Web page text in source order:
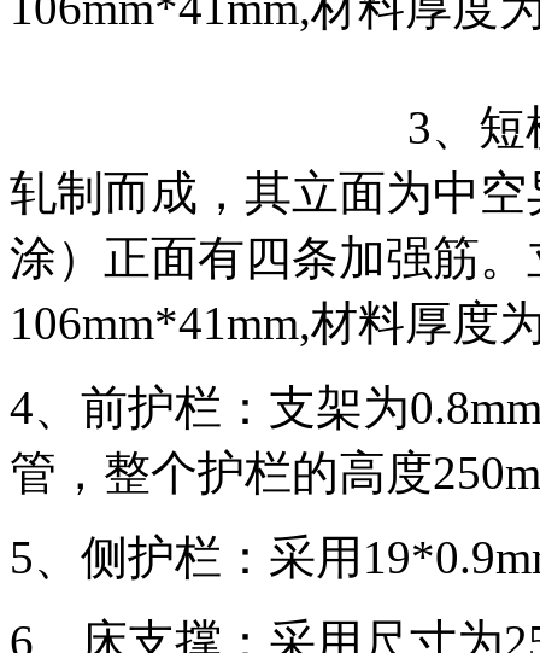
3、短横梁：采
轧制而成，其立面为中
涂）正面有四条加强筋
106mm*41mm,材料厚度
4、前护栏：支架为
管，整个护栏的高度
5、侧护栏：采用
6、床支撑：采用尺寸为